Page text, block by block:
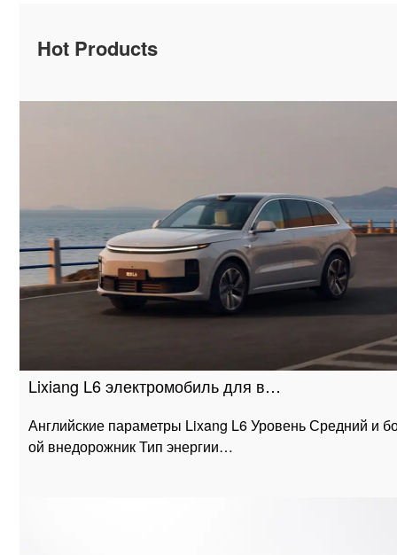
Hot Products
Lixiang L6 электромобиль для в…
Английские параметры Lixang L6 Уровень Средний и
ой внедорожник Тип энергии…